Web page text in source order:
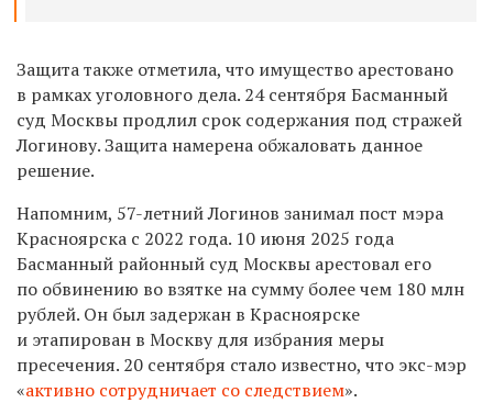
Защита также отметила, что имущество арестовано
в рамках уголовного дела. 24 сентября Басманный
суд Москвы продлил срок содержания под стражей
Логинову. Защита намерена обжаловать данное
решение.
Напомним, 57-летний Логинов занимал пост мэра
Красноярска с 2022 года. 10 июня 2025 года
Басманный районный суд Москвы арестовал его
по обвинению во взятке на сумму более чем 180 млн
рублей. Он был задержан в Красноярске
и этапирован в Москву для избрания меры
пресечения. 20 сентября стало известно, что экс-мэр
«активно сотрудничает со следствием».